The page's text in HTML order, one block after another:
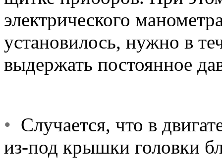
электрического
установилось, нужно в
выдержать постоянное
• Случается, что в
из-под крышки головки